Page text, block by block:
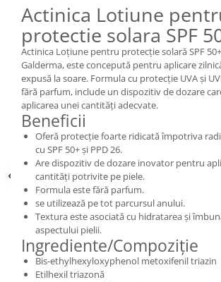
Actinica Lotiune
protectie solara SPF
Actinica Loțiune pentru protecție solară SPF
Galderma, este concepută pentru aplicare
expusă la soare. Formula cu protecție UVA și
fără parfum, include un dispozitiv de dozare
aplicarea unei cantități adecvate.
Beneficii
Oferă protecție foarte ridicată împotriva
cu SPF 50+ și PPD 26.
Are dispozitiv de dozare inovator pentru
cantități potrivite pe piele.
Formula este fără parfum.
se utilizează pe tot parcursul anului.
Textura este asociată cu hidratarea și
aspectului pielii.
Ingrediente/Compoziție
Bis-ethylhexyloxyphenol metoxifenil triazin
Etilhexil triazonă